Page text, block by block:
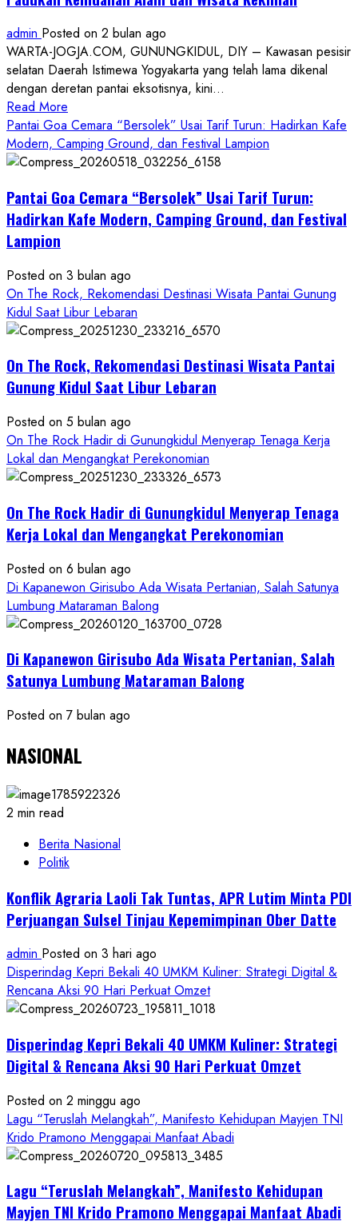
admin Posted on 2 bulan ago
WARTA-JOGJA.COM, GUNUNGKIDUL, DIY – Kawasan pesisir
selatan Daerah Istimewa Yogyakarta yang telah lama dikenal
dengan deretan pantai eksotisnya, kini...
Read More
more
about
ON
ROCK
Gunungkidul
Baru,
Padukan
Keindahan
Alam
Wisata
Kekinian
Pantai Goa Cemara “Bersolek” Usai Tarif Turun: Hadirkan Kafe
Modern, Camping Ground, dan Festival Lampion
Pantai Goa Cemara “Bersolek” Usai Tarif Turun:
Hadirkan Kafe Modern, Camping Ground, dan Festival
Lampion
Posted on 3 bulan ago
On The Rock, Rekomendasi Destinasi Wisata Pantai Gunung
Kidul Saat Libur Lebaran
On The Rock, Rekomendasi Destinasi Wisata Pantai
Gunung Kidul Saat Libur Lebaran
Posted on 5 bulan ago
On The Rock Hadir di Gunungkidul Menyerap Tenaga Kerja
Lokal dan Mengangkat Perekonomian
On The Rock Hadir di Gunungkidul Menyerap Tenaga
Kerja Lokal dan Mengangkat Perekonomian
Posted on 6 bulan ago
Di Kapanewon Girisubo Ada Wisata Pertanian, Salah Satunya
Lumbung Mataraman Balong
Di Kapanewon Girisubo Ada Wisata Pertanian, Salah
Satunya Lumbung Mataraman Balong
Posted on 7 bulan ago
NASIONAL
2 min read
Berita Nasional
Politik
Konflik Agraria Laoli Tak Tuntas, APR Lutim Minta PDI
Perjuangan Sulsel Tinjau Kepemimpinan Ober Datte
admin Posted on 3 hari ago
Disperindag Kepri Bekali 40 UMKM Kuliner: Strategi Digital &
Rencana Aksi 90 Hari Perkuat Omzet
Disperindag Kepri Bekali 40 UMKM Kuliner: Strategi
Digital & Rencana Aksi 90 Hari Perkuat Omzet
Posted on 2 minggu ago
Lagu “Teruslah Melangkah”, Manifesto Kehidupan Mayjen TNI
Krido Pramono Menggapai Manfaat Abadi
Lagu “Teruslah Melangkah”, Manifesto Kehidupan
Mayjen TNI Krido Pramono Menggapai Manfaat Abadi